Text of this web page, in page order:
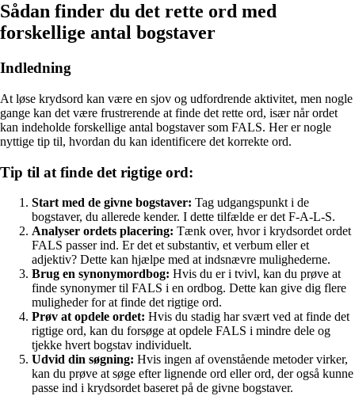
Sådan finder du det rette ord med
forskellige antal bogstaver
Indledning
At løse krydsord kan være en sjov og udfordrende aktivitet, men nogle
gange kan det være frustrerende at finde det rette ord, især når ordet
kan indeholde forskellige antal bogstaver som FALS. Her er nogle
nyttige tip til, hvordan du kan identificere det korrekte ord.
Tip til at finde det rigtige ord:
Start med de givne bogstaver: Tag udgangspunkt i de
bogstaver, du allerede kender. I dette tilfælde er det F-A-L-S.
Analyser ordets placering: Tænk over, hvor i krydsordet ordet
FALS passer ind. Er det et substantiv, et verbum eller et
adjektiv? Dette kan hjælpe med at indsnævre mulighederne.
Brug en synonymordbog: Hvis du er i tvivl, kan du prøve at
finde synonymer til FALS i en ordbog. Dette kan give dig flere
muligheder for at finde det rigtige ord.
Prøv at opdele ordet: Hvis du stadig har svært ved at finde det
rigtige ord, kan du forsøge at opdele FALS i mindre dele og
tjekke hvert bogstav individuelt.
Udvid din søgning: Hvis ingen af ovenstående metoder virker,
kan du prøve at søge efter lignende ord eller ord, der også kunne
passe ind i krydsordet baseret på de givne bogstaver.